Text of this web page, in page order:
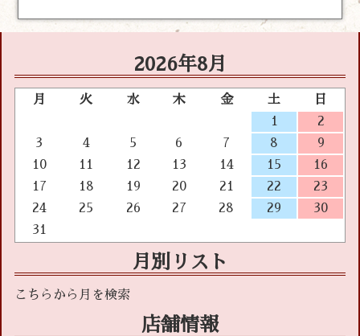
2026年8月
月 火 水 木 金 土
日
1
2
3
4 5 6 7 8
9
10
11 12 13 14 15
16
17
18 19 20 21 22
23
24
25 26 27 28 29
30
31
月別リスト
店舗情報